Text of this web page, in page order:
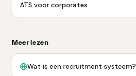
ATS voor corporates
Meer lezen
Wat is een recruitment systeem?